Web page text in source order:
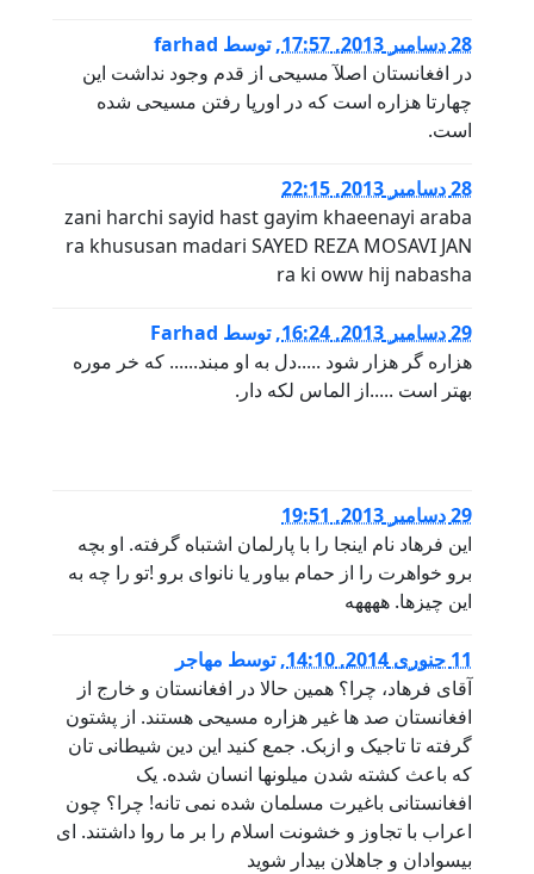
28 دسامبر 2013, 17:57 ,توسط farhad
در افغانستان اصلآ مسیحی از قدم وجود نداشت این
چهارتا هزاره است که در اورپا رفتن مسیحی شده
است.
28 دسامبر 2013, 22:15
zani harchi sayid hast gayim khaeenayi araba
ra khususan madari SAYED REZA MOSAVI JAN
ra ki oww hij nabasha
29 دسامبر 2013, 16:24 ,توسط Farhad
هزاره گر هزار شود .....دل به او مبند...... که خر موره
بهتر است .....از الماس لکه دار.
29 دسامبر 2013, 19:51
این فرهاد نام اینجا را با پارلمان اشتباه گرفته. او بچه
برو خواهرت را از حمام بیاور یا نانوای برو !تو را چه به
این چیزها. ههههه
11 جنوری 2014, 14:10 ,توسط مهاجر
آقای فرهاد، چرا؟ همین حالا در افغانستان و خارج از
افغانستان صد ها غیر هزاره مسیحی هستند. از پشتون
گرفته تا تاجیک و ازبک. جمع کنید این دین شیطانی تان
که باعث کشته شدن میلونها انسان شده. یک
افغانستانی باغیرت مسلمان شده نمی تانه! چرا؟ چون
اعراب با تجاوز و خشونت اسلام را بر ما روا داشتند. ای
بیسوادان و جاهلان بیدار شوید